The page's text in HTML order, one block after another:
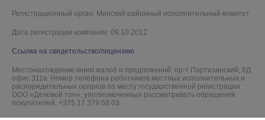
Регистрационный орган: Минский районный исполнительный комитет
Дата регистрации компании: 09.10.2012
Ссылка на свидетельство/лицензию
Местонахождение книги жалоб и предложений: пр-т Партизанский, 6Д
офис 311в. Номер телефона работников местных исполнительных и
распорядительных органов по месту государственной регистрации
ООО «Деловой тон», уполномоченных рассматривать обращения
покупателей: +375 17 379 58 03